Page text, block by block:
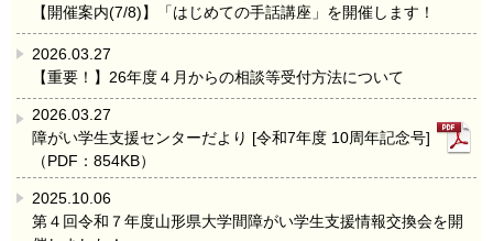
【開催案内(7/8)】「はじめての手話講座」を開催します！
2026.03.27
【重要！】26年度４月からの相談等受付方法について
2026.03.27
障がい学生支援センターだより [令和7年度 10周年記念号]
（PDF：854KB）
2025.10.06
第４回令和７年度山形県大学間障がい学生支援情報交換会を開